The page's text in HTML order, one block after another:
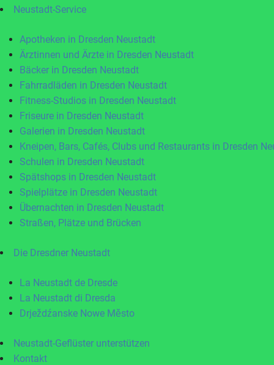
Neustadt-Service
Apotheken in Dresden Neustadt
Ärztinnen und Ärzte in Dresden Neustadt
Bäcker in Dresden Neustadt
Fahrradläden in Dresden Neustadt
Fitness-Studios in Dresden Neustadt
Friseure in Dresden Neustadt
Galerien in Dresden Neustadt
Kneipen, Bars, Cafés, Clubs und Restaurants in Dresden
Schulen in Dresden Neustadt
Spätshops in Dresden Neustadt
Spielplätze in Dresden Neustadt
Übernachten in Dresden Neustadt
Straßen, Plätze und Brücken
Die Dresdner Neustadt
La Neustadt de Dresde
La Neustadt di Dresda
Drježdźanske Nowe Město
Neustadt-Geflüster unterstützen
Kontakt